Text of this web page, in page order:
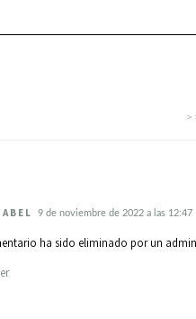
9 de noviembre de 2022 a las 12:47
ha sido eliminado por un